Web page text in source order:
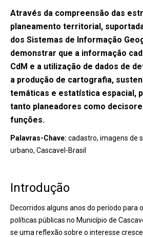
Através da compreensão das
planeamento territorial,
dos Sistemas de Informação
demonstrar que a informação
CdM e a utilização de dados de
a produção de cartografia,
temáticas e estatística espacial,
tanto planeadores como
funções.
Palavras-Chave: cadastro, imagens de
urbano, Cascavel-Brasil
Introdução
Decorridos alguns anos do período para
políticas públicas no Município de
se uma reflexão sobre o interesse